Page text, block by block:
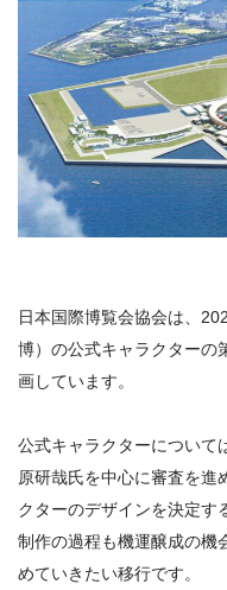
日本国際博覧会協会は、
博）の公式キャラクターの
画しています。
公式キャラクターについて
原研哉氏を中心に審査を進
クターのデザインを決定す
制作の過程も機運醸成の機
めていきたい移行です。